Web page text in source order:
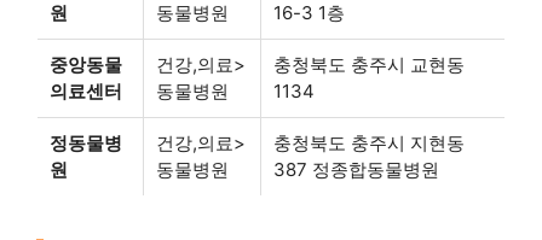
원
동물병원
16-3 1층
중앙동물
의료센터
건강,의료>
동물병원
충청북도 충주시 교현동
1134
정동물병
원
건강,의료>
동물병원
충청북도 충주시 지현동
387 정종합동물병원